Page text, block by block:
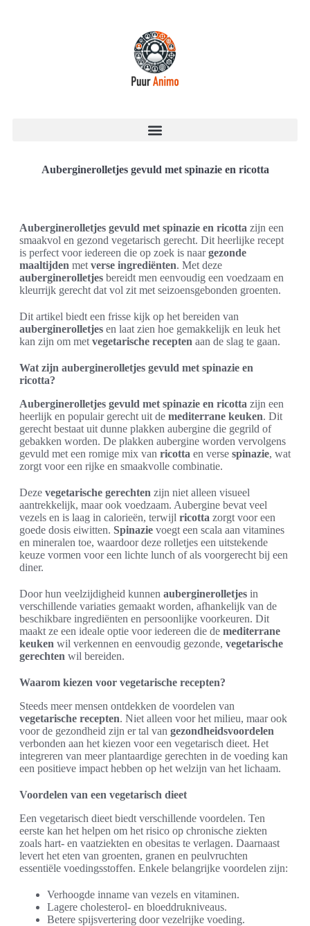
Auberginerolletjes gevuld met spinazie en ricotta
Auberginerolletjes gevuld met spinazie en ricotta zijn een
smaakvol en gezond vegetarisch gerecht. Dit heerlijke recept
is perfect voor iedereen die op zoek is naargezonde
maaltijden met verse ingrediënten. Met deze
auberginerolletjes bereidt men eenvoudig een voedzaam en
kleurrijk gerecht dat vol zit met seizoensgebonden groenten.
Dit artikel biedt een frisse kijk op het bereiden van
auberginerolletjes en laat zien hoe gemakkelijk en leuk het
kan zijn om met vegetarische recepten aan de slag te gaan.
Wat zijn auberginerolletjes gevuld met spinazie en
ricotta?
Auberginerolletjes gevuld met spinazie en ricotta zijn een
heerlijk en populair gerecht uit de mediterrane keuken. Dit
gerecht bestaat uit dunne plakken aubergine die gegrild of
gebakken worden. De plakken aubergine worden vervolgens
gevuld met een romige mix van ricotta en verse spinazie, wat
zorgt voor een rijke en smaakvolle combinatie.
Deze vegetarische gerechten zijn niet alleen visueel
aantrekkelijk, maar ook voedzaam. Aubergine bevat veel
vezels en is laag in calorieën, terwijl ricotta zorgt voor een
goede dosis eiwitten. Spinazie voegt een scala aan vitamines
en mineralen toe, waardoor deze rolletjes een uitstekende
keuze vormen voor een lichte lunch of als voorgerecht bij een
diner.
Door hun veelzijdigheid kunnen auberginerolletjes in
verschillende variaties gemaakt worden, afhankelijk van de
beschikbare ingrediënten en persoonlijke voorkeuren. Dit
maakt ze een ideale optie voor iedereen die de mediterrane
keuken wil verkennen en eenvoudig gezonde, vegetarische
gerechten wil bereiden.
Waarom kiezen voor vegetarische recepten?
Steeds meer mensen ontdekken de voordelen van
vegetarische recepten. Niet alleen voor het milieu, maar ook
voor de gezondheid zijn er tal van gezondheidsvoordelen
verbonden aan het kiezen voor een vegetarisch dieet. Het
integreren van meer plantaardige gerechten in de voeding kan
een positieve impact hebben op het welzijn van het lichaam.
Voordelen van een vegetarisch dieet
Een vegetarisch dieet biedt verschillende voordelen. Ten
eerste kan het helpen om het risico op chronische ziekten
zoals hart- en vaatziekten en obesitas te verlagen. Daarnaast
levert het eten van groenten, granen en peulvruchten
essentiële voedingsstoffen. Enkele belangrijke voordelen zijn:
Verhoogde inname van vezels en vitaminen.
Lagere cholesterol- en bloeddrukniveaus.
Betere spijsvertering door vezelrijke voeding.